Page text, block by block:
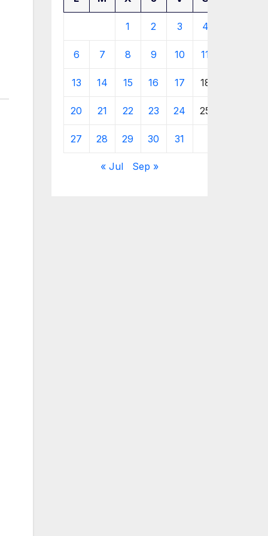
1 2 3 4
6 7 8 9 10 11
13 14 15 16 17 18
20 21 22 23 24 25
27 28 29 30 31
« Jul Sep »